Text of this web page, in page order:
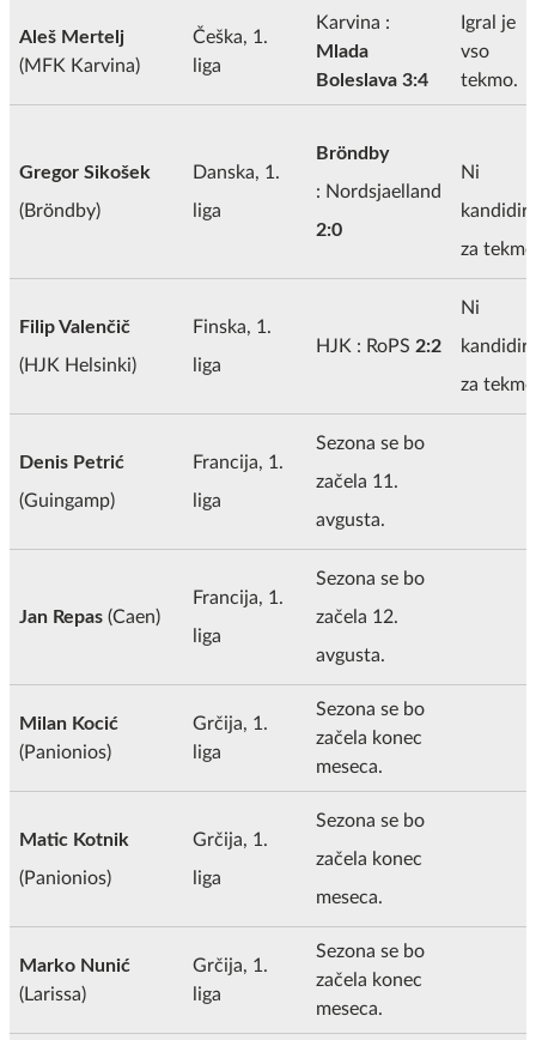
Aleš Mertelj
(MFK Karvina)
Češka, 1.
liga
Karvina :
Mlada
Boleslava 3:4
Igral je
vso
tekmo.
Gregor Sikošek
(Bröndby)
Danska, 1.
liga
Bröndby
: Nordsjaelland
2:0
Ni
za
Filip Valenčič
(HJK Helsinki)
Finska, 1.
liga
HJK : RoPS 2:2
Ni
za
Denis Petrić
(Guingamp)
Francija, 1.
liga
Sezona se bo
začela 11.
avgusta.
Jan Repas (Caen)
Francija, 1.
liga
Sezona se bo
začela 12.
avgusta.
Milan Kocić
(Panionios)
Grčija, 1.
liga
Sezona se bo
začela konec
meseca.
Matic Kotnik
(Panionios)
Grčija, 1.
liga
Sezona se bo
začela konec
meseca.
Marko Nunić
(Larissa)
Grčija, 1.
liga
Sezona se bo
začela konec
meseca.